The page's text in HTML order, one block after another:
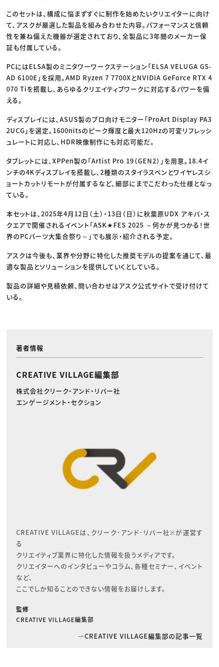
このセットは、構成に悩まずすぐに制作を始めたいクリエイターに向け
て、アスクが厳選した製品を組み合わせた内容。パフォーマンスと信頼
性を兼ね備えた機器が選定されており、全製品に3年間のメーカー保
証も付属している。
PCにはELSA製のミニタワーワークステーション「ELSA VELUGA G5-
AD 6100E」を採用。AMD Ryzen 7 7700XとNVIDIA GeForce RTX 4
070 Tiを搭載し、あらゆるクリエイティブワークに対応するパワーを備
える。
ディスプレイには、ASUS製のプロ向けモニター「ProArt Display PA3
2UCG」を選定。1600nitsのピーク輝度と最大120Hzの可変リフレッシ
ュレートに対応し、HDR映像制作にも対応可能だ。
タブレットには、XPPen製の「Artist Pro 19（GEN2）」を用意。18.4イ
ンチの4Kディスプレイを搭載し、2種類のスタイラスペンとワイヤレスシ
ョートカットリモートが付属するなど、細部にまでこだわった仕様となっ
ている。
本セットは、2025年4月12日（土）・13日（日）に秋葉原UDX アキバ・ス
クエアで開催されるイベント「ASK★FES 2025 ～何かが見つかる！世
界のPCパーツ大集合祭り～」でも展示・紹介される予定。
アスクは今後も、業界や分野に特化した推奨モデルの提案を通じて、最
適な製品とソリューションを提供していくとしている。
製品の詳細や見積依頼、問い合わせはアスク公式サイトで受け付けて
いる。
著者情報
CREATIVE VILLAGE編集部
株式会社クリーク・アンド・リバー社
エンゲージメント・セクション
CREATIVE VILLAGEは、クリーク･アンド･リバー社※が運営す
る
クリエイティブ業界に特化した情報を扱うメディアです。
クリエイターへのインタビューやコラム、各種セミナー、イベント
など、
ここでしか知ることのできない情報をお届けします。
監修
CREATIVE VILLAGE編集部
CREATIVE VILLAGE編集部の記事一覧